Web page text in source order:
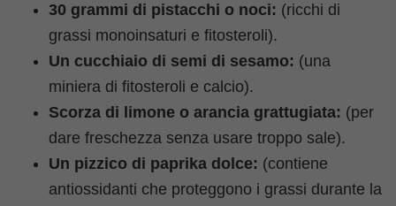
30 grammi di pistacchi o noci: (ricchi di
grassi monoinsaturi e fitosteroli).
Un cucchiaio di semi di sesamo: (una
miniera di fitosteroli e calcio).
Scorza di limone o arancia grattugiata: (per
dare freschezza senza usare troppo sale).
Un pizzico di paprika dolce: (contiene
antiossidanti che proteggono i grassi durante la